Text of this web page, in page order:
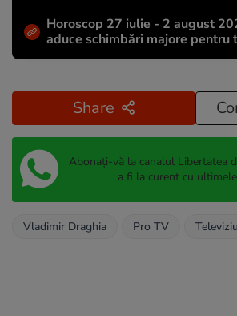
Horoscop 27 iulie - 2 august
aduce schimbări majore pentru
Share
Abonați-vă la canalul Libertatea
a fi la curent cu
Vladimir Draghia Pro TV